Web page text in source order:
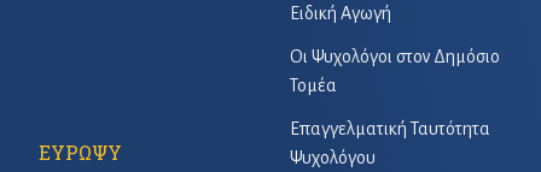
Ειδική Αγωγή
Οι Ψυχολόγοι στον Δημόσιο
Τομέα
Επαγγελματική Ταυτότητα
Ψυχολόγου
ΕΥΡΩΨΥ